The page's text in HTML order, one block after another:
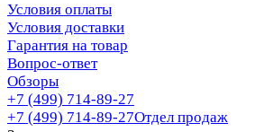
Условия оплаты
Условия доставки
Гарантия на товар
Вопрос-ответ
Обзоры
+7 (499) 714-89-27
+7 (499) 714-89-27Отдел продаж